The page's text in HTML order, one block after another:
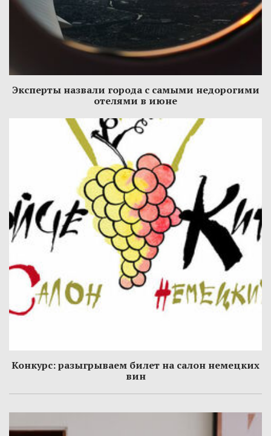
Эксперты назвали города с самыми недорогими
отелями в июне
Конкурс: разыгрываем билет на салон немецких
вин